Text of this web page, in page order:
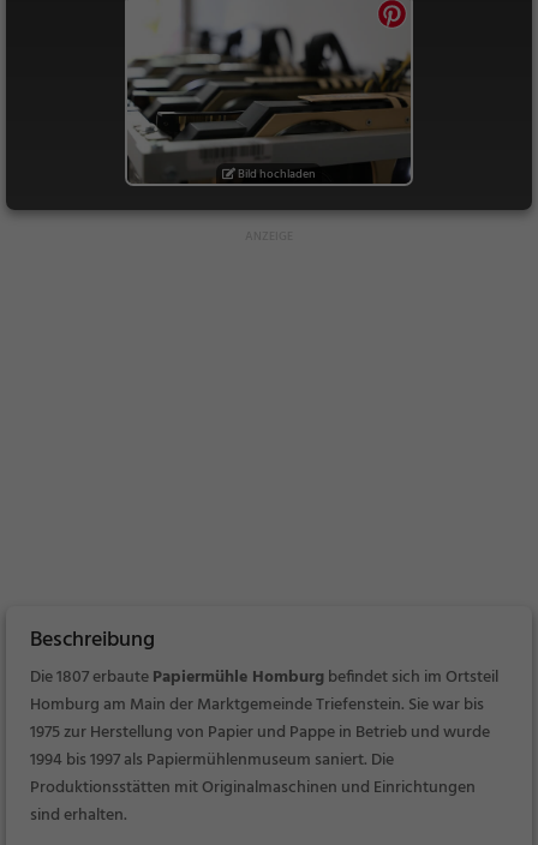
Bild hochladen
Beschreibung
Die 1807 erbautePapiermühle Homburgbefindet sich im Ortsteil
Homburg am Main der Marktgemeinde Triefenstein. Sie war bis
1975 zur Herstellung von Papier und Pappe in Betrieb und wurde
1994 bis 1997 als Papiermühlenmuseum saniert. Die
Produktionsstätten mit Originalmaschinen und Einrichtungen
sind erhalten.